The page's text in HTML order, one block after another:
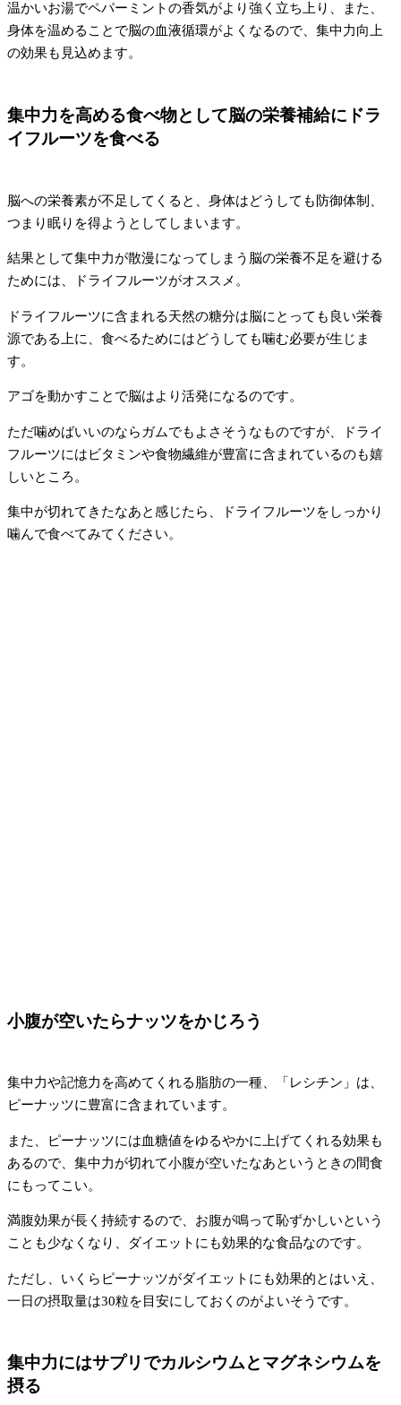
温かいお湯でペパーミントの香気がより強く立ち上り、また、
身体を温めることで脳の血液循環がよくなるので、集中力向上
の効果も見込めます。
集中力を高める食べ物として脳の栄養補給にドラ
イフルーツを食べる
脳への栄養素が不足してくると、身体はどうしても防御体制、
つまり眠りを得ようとしてしまいます。
結果として集中力が散漫になってしまう脳の栄養不足を避ける
ためには、ドライフルーツがオススメ。
ドライフルーツに含まれる天然の糖分は脳にとっても良い栄養
源である上に、食べるためにはどうしても噛む必要が生じま
す。
アゴを動かすことで脳はより活発になるのです。
ただ噛めばいいのならガムでもよさそうなものですが、ドライ
フルーツにはビタミンや食物繊維が豊富に含まれているのも嬉
しいところ。
集中が切れてきたなあと感じたら、ドライフルーツをしっかり
噛んで食べてみてください。
小腹が空いたらナッツをかじろう
集中力や記憶力を高めてくれる脂肪の一種、「レシチン」は、
ピーナッツに豊富に含まれています。
また、ピーナッツには血糖値をゆるやかに上げてくれる効果も
あるので、集中力が切れて小腹が空いたなあというときの間食
にもってこい。
満腹効果が長く持続するので、お腹が鳴って恥ずかしいという
ことも少なくなり、ダイエットにも効果的な食品なのです。
ただし、いくらピーナッツがダイエットにも効果的とはいえ、
一日の摂取量は30粒を目安にしておくのがよいそうです。
集中力にはサプリでカルシウムとマグネシウムを
摂る